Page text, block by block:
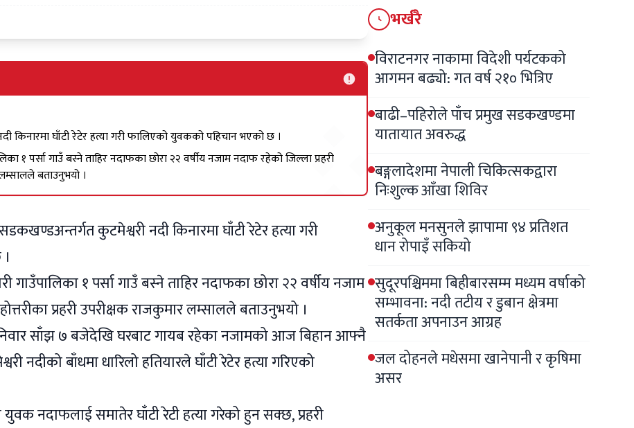
घाँटी रेटेर हत्या गरी फालिएको युवकको पहिचान भएको छ ।
१ पर्सा गाउँ बस्ने ताहिर नदाफका छोरा २२ वर्षीय नजाम नदाफ रहेको जिल्ला प्रहरी
बताउनुभयो ।
कुटमेश्वरी नदी किनारमा घाँटी रेटेर हत्या गरी
गाउँपालिका १ पर्सा गाउँ बस्ने ताहिर नदाफका छोरा २२ वर्षीय नजाम
प्रहरी उपरीक्षक राजकुमार लम्सालले बताउनुभयो ।
साँझ ७ बजेदेखि घरबाट गायब रहेका नजामको आज बिहान आफ्नै
नदीको बाँधमा धारिलो हतियारले घाँटी रेटेर हत्या गरिएको
नदाफलाई समातेर घाँटी रेटी हत्या गरेको हुन सक्छ, प्रहरी
भर्खरै
विराटनगर नाकामा विदेशी पर्यटकको
आगमन बढ्यो: गत वर्ष २१० भित्रिए
बाढी–पहिरोले पाँच प्रमुख सडकखण्डमा
यातायात अवरुद्ध
बङ्गलादेशमा नेपाली चिकित्सकद्वारा
निःशुल्क आँखा शिविर
अनुकूल मनसुनले झापामा ९४ प्रतिशत
धान रोपाइँ सकियो
सुदूरपश्चिममा बिहीबारसम्म मध्यम वर्षाको
सम्भावना: नदी तटीय र डुबान क्षेत्रमा
सतर्कता अपनाउन आग्रह
जल दोहनले मधेसमा खानेपानी र कृषिमा
असर